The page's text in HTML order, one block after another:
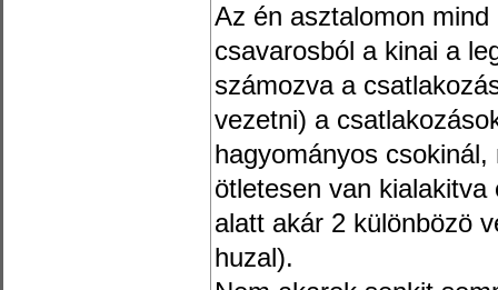
Az én asztalomon
csavarosból a kinai a
számozva a
vezetni) a
hagyományos
ötletesen van
alatt akár 2 különbözö
huzal).